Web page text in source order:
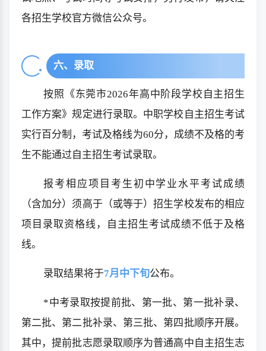
各招生学校官方微信公众号。
六、录取
按照《东莞市2026年高中阶段学校自主招生
工作方案》规定进行录取。中职学校自主招生考试
实行百分制，考试及格线为60分，成绩不及格的考
生不能通过自主招生考试录取。
报考相应项目考生初中学业水平考试成绩
（含加分）须高于（或等于）招生学校发布的相应
项目录取资格线，自主招生考试成绩不低于及格
线。
录取结果将于7月中下旬公布。
*中考录取按提前批、第一批、第一批补录、
第二批、第二批补录、第三批、第四批顺序开展。
其中，提前批志愿录取顺序为普通高中自主招生志